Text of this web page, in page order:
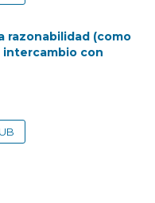
razonabilidad (como
intercambio con